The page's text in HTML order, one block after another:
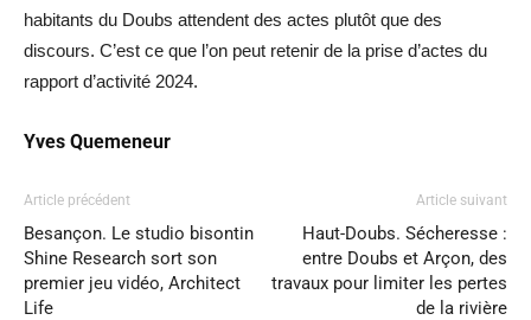
habitants du Doubs attendent des actes plutôt que des
discours. C’est ce que l’on peut retenir de la prise d’actes du
rapport d’activité 2024.
Yves Quemeneur
Article précédent
Besançon. Le studio bisontin
Shine Research sort son
premier jeu vidéo, Architect
Life
Article suivant
Haut-Doubs. Sécheresse :
entre Doubs et Arçon, des
travaux pour limiter les pertes
de la rivière